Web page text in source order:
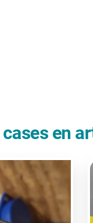
cases en